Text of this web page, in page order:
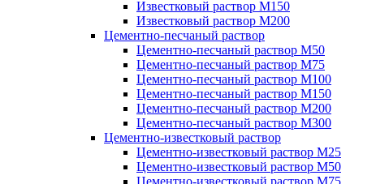
Известковый раствор М150
Известковый раствор М200
Цементно-песчаный раствор
Цементно-песчаный раствор М50
Цементно-песчаный раствор М75
Цементно-песчаный раствор М100
Цементно-песчаный раствор М150
Цементно-песчаный раствор М200
Цементно-песчаный раствор М300
Цементно-известковый раствор
Цементно-известковый раствор М25
Цементно-известковый раствор М50
Цементно-известковый раствор М75